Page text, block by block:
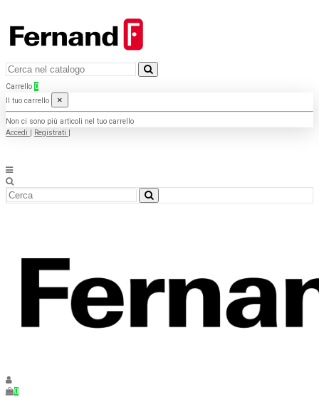
Carrello 0
Il tuo carrello
×
Non ci sono più articoli nel tuo carrello
Accedi
Registrati
0